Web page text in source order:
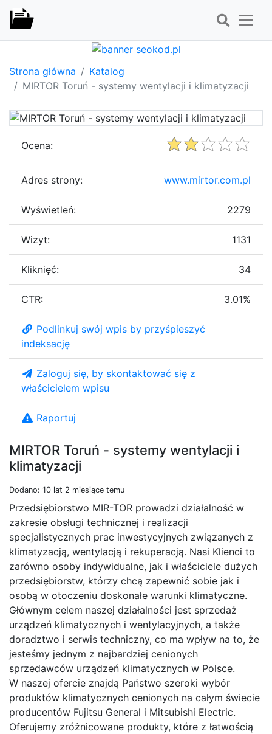
Strona główna
Katalog
MIRTOR Toruń - systemy wentylacji i klimatyzacji
MIRTOR Toruń - systemy wentylacji i
klimatyzacji
Dodano: 10 lat 2 miesiące temu
Przedsiębiorstwo MIR-TOR prowadzi działalność w
zakresie obsługi technicznej i realizacji
specjalistycznych prac inwestycyjnych związanych z
klimatyzacją, wentylacją i rekuperacją. Nasi Klienci to
zarówno osoby indywidualne, jak i właściciele dużych
przedsiębiorstw, którzy chcą zapewnić sobie jak i
osobą w otoczeniu doskonałe warunki klimatyczne.
Głównym celem naszej działalności jest sprzedaż
urządzeń klimatycznych i wentylacyjnych, a także
doradztwo i serwis techniczny, co ma wpływ na to, że
jesteśmy jednym z najbardziej cenionych
sprzedawców urządzeń klimatycznych w Polsce.
W naszej ofercie znajdą Państwo szeroki wybór
produktów klimatycznych cenionych na całym świecie
producentów Fujitsu General i Mitsubishi Electric.
Oferujemy zróżnicowane produkty, które z łatwością
Ocena:
Adres strony: www.mirtor.com.pl
Wyświetleń: 2279
Wizyt: 1131
Kliknięć: 34
CTR: 3.01%
Podlinkuj swój wpis by przyśpieszyć
indeksację
Zaloguj się, by skontaktować się z
właścicielem wpisu
Raportuj